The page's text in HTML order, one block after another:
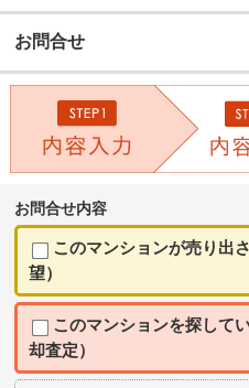
お問合せ
お問合せ内容
このマンションが売り出
望）
このマンションを探して
却査定）